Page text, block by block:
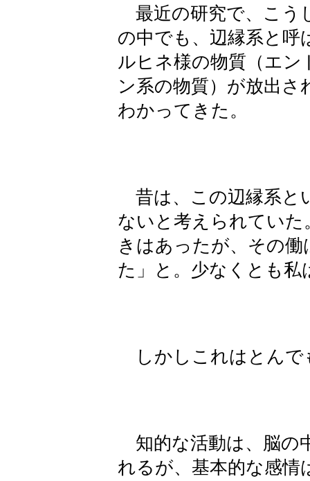
最近の研究で、こう
の中でも、辺縁系と呼
ルヒネ様の物質（エ
ン系の物質）が放出
わかってきた。
昔は、この辺縁系と
ないと考えられていた
きはあったが、その
た」と。少なくとも私
しかしこれはとんで
知的な活動は、脳の
れるが、基本的な感情